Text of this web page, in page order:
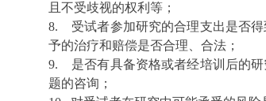
且不受歧视的权利等；
8.
受试者参加研究的合理支出是否
予的治疗和赔偿是否合理、合法；
9.
是否有具备资格或者经培训后的
题的咨询；